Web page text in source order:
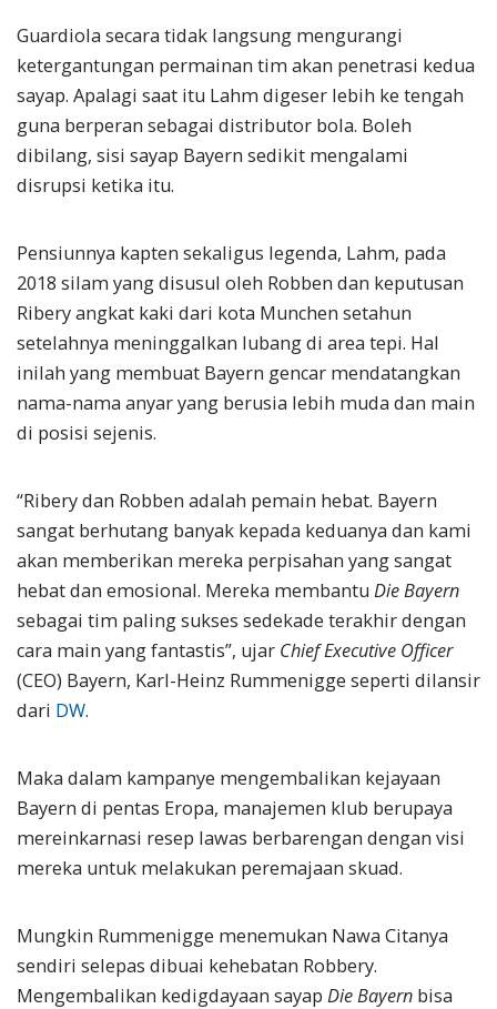
Guardiola secara tidak langsung mengurangi
ketergantungan permainan tim akan penetrasi kedua
sayap. Apalagi saat itu Lahm digeser lebih ke tengah
guna berperan sebagai distributor bola. Boleh
dibilang, sisi sayap Bayern sedikit mengalami
disrupsi ketika itu.
Pensiunnya kapten sekaligus legenda, Lahm, pada
2018 silam yang disusul oleh Robben dan keputusan
Ribery angkat kaki dari kota Munchen setahun
setelahnya meninggalkan lubang di area tepi. Hal
inilah yang membuat Bayern gencar mendatangkan
nama-nama anyar yang berusia lebih muda dan main
di posisi sejenis.
“Ribery dan Robben adalah pemain hebat. Bayern
sangat berhutang banyak kepada keduanya dan kami
akan memberikan mereka perpisahan yang sangat
hebat dan emosional. Mereka membantu Die Bayern
sebagai tim paling sukses sedekade terakhir dengan
cara main yang fantastis”, ujar Chief Executive Officer
(CEO) Bayern, Karl-Heinz Rummenigge seperti dilansir
dari DW.
Maka dalam kampanye mengembalikan kejayaan
Bayern di pentas Eropa, manajemen klub berupaya
mereinkarnasi resep lawas berbarengan dengan visi
mereka untuk melakukan peremajaan skuad.
Mungkin Rummenigge menemukan Nawa Citanya
sendiri selepas dibuai kehebatan Robbery.
Mengembalikan kedigdayaan sayap Die Bayern bisa